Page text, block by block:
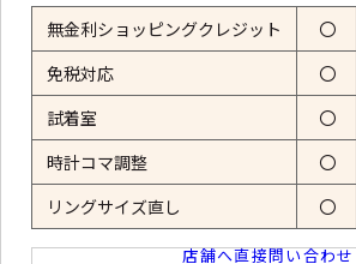
無金利ショッピングクレジット 〇
免税対応 〇
試着室 〇
時計コマ調整 〇
リングサイズ直し 〇
店舗へ直接問い合わせ